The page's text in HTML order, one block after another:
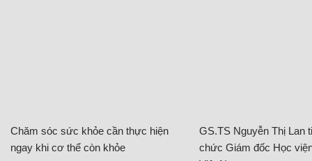
Chăm sóc sức khỏe cần thực hiện
ngay khi cơ thể còn khỏe
GS.TS Nguyễn Thị Lan
chức Giám đốc Học